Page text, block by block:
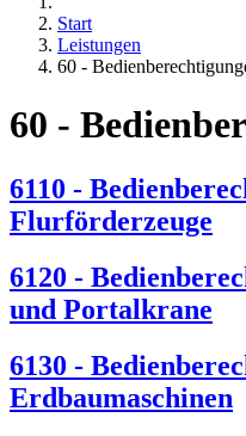
Start
Leistungen
60 -
60 -
6110 -
Flurförderzeuge
6120 -
und Portalkrane
6130 -
Erdbaumaschinen